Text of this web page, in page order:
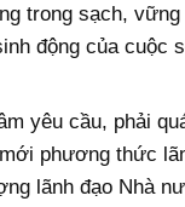
trong sạch, vững
động của cuộc
yêu cầu, phải
phương thức
lãnh đạo Nhà